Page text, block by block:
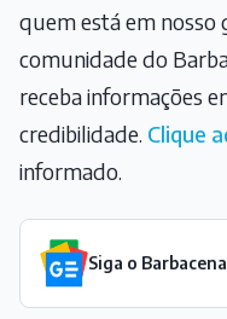
quem está em nosso
comunidade do
receba informações
credibilidade. Clique
informado.
Siga o